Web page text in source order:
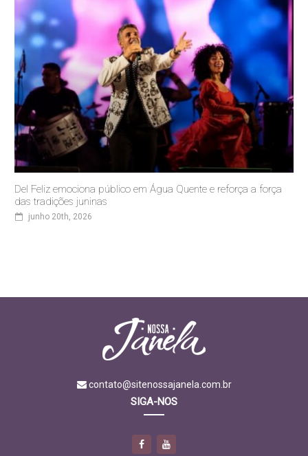
Del Feliz emociona público em Água Quente e reforça a força
das tradições juninas
junho 20th, 2026
contato@sitenossajanela.com.br
SIGA-NOS